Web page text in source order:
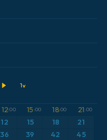
12:00 15 :00 18:00 21:00
12 15 18
21
36 39 42 45